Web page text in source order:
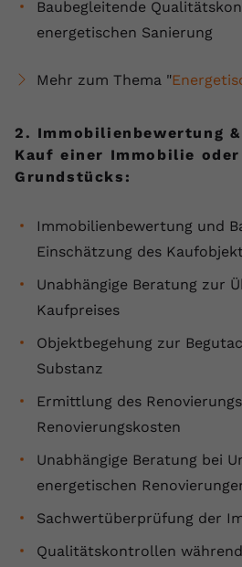
Baubegleitende
energetischen Sanierung
Mehr zum Thema "
2. Immobilienbewertung
Kauf einer Immobilie oder
Grundstücks:
Immobilienbewertung und
Einschätzung des
Unabhängige Beratung zur
Kaufpreises
Objektbegehung zur
Substanz
Ermittlung des
Renovierungskosten
Unabhängige Beratung bei
energetischen
Sachwertüberprüfung der
Qualitätskontrollen